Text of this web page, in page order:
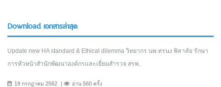
Download เอกสารล่าสุด
Update new HA standard & Ethical dilemma วิทยากร นพ.ทรนง พิลาลัย รักษา
การหัวหน้าสำนักพัฒนาองค์กรและเยี่ยมสำรวจ สรพ.
19 กรกฎาคม 2562 อ่าน 560 ครั้ง